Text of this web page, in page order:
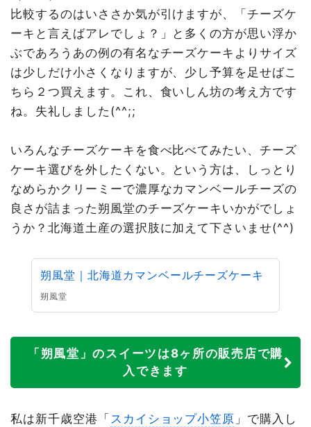
比較するのはいささか気が引けますが、「チーズケ
ーキと言えばアレでしょ？」と多くの方が思い浮か
ぶであろうあの例の有名なチーズケーキよりサイズ
は少しだけ小さくなりますが、少し予算を足せばこ
ちら２つ買えます。これ、食いしん坊の考え方です
ね。失礼しました(^^;;
いろんなチーズケーキを食べ比べてみたい、チーズ
ケーキ選びを外したくない。という方は、しっとり
なめらかクリーミーで濃厚なカマンベールチーズの
良さが詰まった朔風堂のチーズケーキいかがでしょ
うか？北海道土産の選択肢に加えて下さいませ(^^)
朔風堂｜北海道カマンベールチーズケーキ
朔風堂
「朔風堂」のスイーツは8ヶ所の販売店で購
入できます
私は新千歳空港「 スカイショップ小笠原 」で購入し